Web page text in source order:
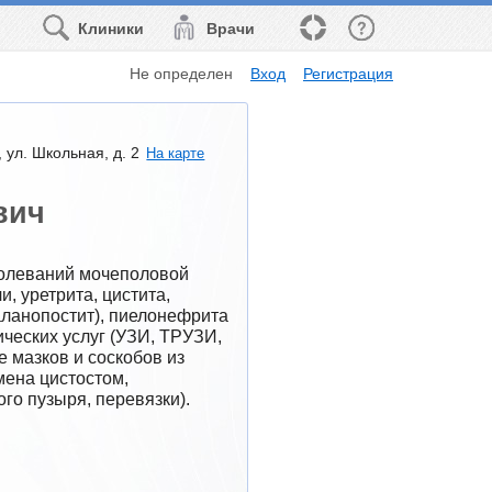
Врачи
Клиники
Не определен Вход Регистрация
ул. Школьная, д. 2 На карте
мочеполовой
уретрита, цистита,
пиелонефрита
услуг (УЗИ, ТРУЗИ,
мазков и соскобов из
цистостом,
пузыря, перевязки).